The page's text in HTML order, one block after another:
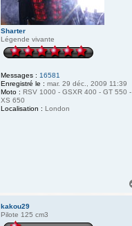
Sharter
Légende vivante
Messages : 16581
Enregistré le : mar. 29 déc., 2009 11:39
Moto : RSV 1000 - GSXR 400 - GT 550 -
XS 650
Localisation : London
kakou29
Pilote 125 cm3